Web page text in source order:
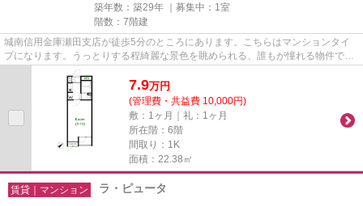
築年数：築29年 ｜募集中： 1室
階数：7階建
城南信用金庫瀬田支店が徒歩5分のところにあります。こちらはマンションタイ
プになります。うっとりする程綺麗な景色を眺められる、誰もが憧れる物件で
す。駅まで徒歩11分でアクセス可...
7.9万円
(管理費・共益費 10,000円)
敷：1ヶ月｜礼：1ヶ月
所在階：6階
間取り：1K
面積：22.38㎡
賃貸｜マンション ラ・ピュータ